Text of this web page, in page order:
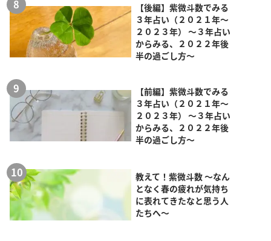
【後編】紫微斗数でみる
３年占い（２０２１年～
２０２３年） ～３年占い
からみる、２０２２年後
半の過ごし方～
【前編】紫微斗数でみる
３年占い（２０２１年～
２０２３年） ～３年占い
からみる、２０２２年後
半の過ごし方～
教えて！紫微斗数 ～なん
となく春の疲れが気持ち
に表れてきたなと思う人
たちへ～